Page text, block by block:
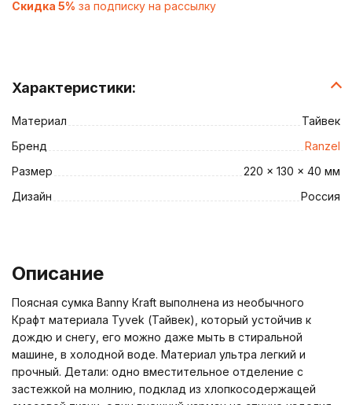
Характеристики:
Материал
Тайвек
Бренд
Ranzel
Размер
220 x 130 x 40 мм
Дизайн
Россия
Скидка 5% за подписку на рассылку
Описание
Поясная сумка Banny Кraft выполнена из необычного
Крафт материала Tyvek (Тайвек), который устойчив к
дождю и снегу, его можно даже мыть в стиральной
машине, в холодной воде. Материал ультра легкий и
прочный. Детали: одно вместительное отделение с
застежкой на молнию, подклад из хлопкосодержащей